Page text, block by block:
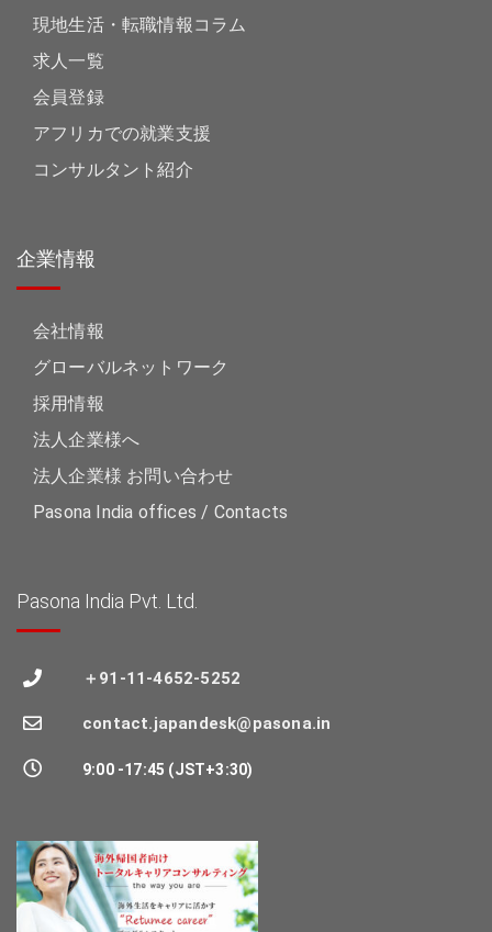
現地生活・転職情報コラム
求人一覧
会員登録
アフリカでの就業支援
コンサルタント紹介
企業情報
会社情報
グローバルネットワーク
採用情報
法人企業様へ
法人企業様 お問い合わせ
Pasona India offices / Contacts
Pasona India Pvt. Ltd.
＋91-11-4652-5252
contact.japandesk@pasona.in
9:00 -17:45 (JST+3:30)